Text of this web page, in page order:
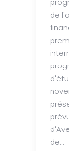
de
de...